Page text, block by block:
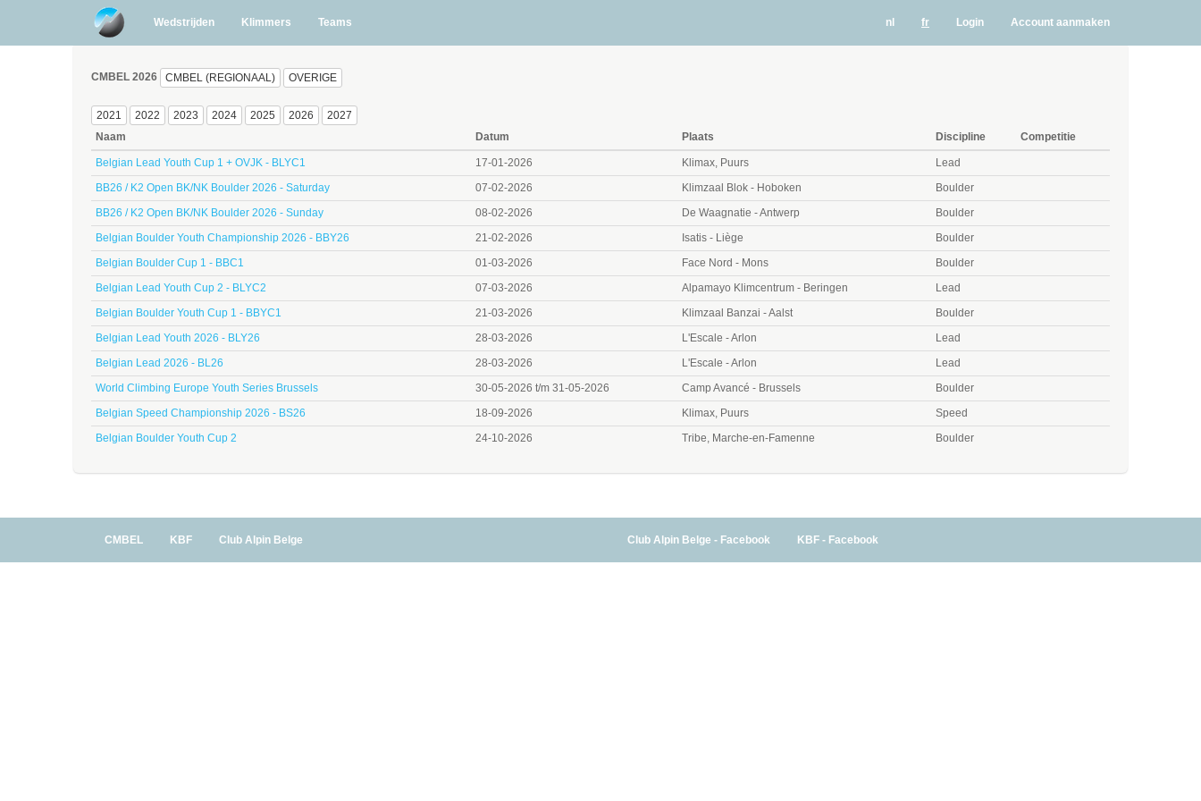
Wedstrijden Klimmers Teams nl fr Login Account aanmaken
CMBEL 2026 CMBEL (REGIONAAL) OVERIGE
2021 2022 2023 2024 2025 2026
2027
Naam
Datum Plaats Discipline Competitie
Belgian Lead Youth Cup 1 + OVJK - BLYC1 17-01-2026 Klimax, Puurs
Lead
BB26 / K2 Open BK/NK Boulder 2026 - Saturday
07-02-2026 Klimzaal Blok - Hoboken
Boulder
BB26 / K2 Open BK/NK Boulder 2026 - Sunday
08-02-2026 De Waagnatie - Antwerp
Boulder
Belgian Boulder Youth Championship 2026 - BBY26
21-02-2026 Isatis - Liège
Boulder
Belgian Boulder Cup 1 - BBC1
01-03-2026 Face Nord - Mons
Boulder
Belgian Lead Youth Cup 2 - BLYC2
07-03-2026 Alpamayo Klimcentrum - Beringen
Lead
Belgian Boulder Youth Cup 1 - BBYC1
21-03-2026 Klimzaal Banzai - Aalst
Boulder
Belgian Lead Youth 2026 - BLY26
28-03-2026 L'Escale - Arlon
Lead
Belgian Lead 2026 - BL26
28-03-2026 L'Escale - Arlon
Lead
World Climbing Europe Youth Series Brussels
30-05-2026 t/m 31-05-2026 Camp Avancé - Brussels
Boulder
Belgian Speed Championship 2026 - BS26
18-09-2026 Klimax, Puurs
Speed
Belgian Boulder Youth Cup 2
24-10-2026 Tribe, Marche-en-Famenne Boulder
CMBEL KBF Club Alpin Belge Club Alpin Belge - Facebook KBF - Facebook